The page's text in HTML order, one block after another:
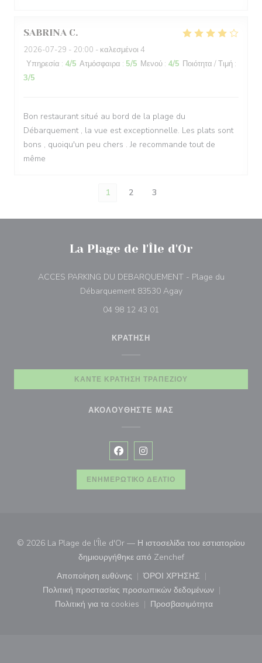
SABRINA C
2026-07-29 - 20:00 - καλεσμένοι 4
Υπηρεσία : 4/5 Ατμόσφαιρα : 5/5 Μενού : 4/5 Ποιότητα / Τιμή :
3/5
Bon restaurant situé au bord de la plage du
Débarquement , la vue est exceptionnelle. Les plats sont
bons , quoiqu'un peu chers . Je recommande tout de
même
1 2 3
La Plage de l'Île d'Or
ACCES PARKING DU DEBARQUEMENT - Plage du
Débarquement 83530 Agay((ανοίγει σε νέο
04 98 12 43 01
ΚΡΆΤΗΣΗ
ΚΆΝΤΕ ΚΡΆΤΗΣΗ ΤΡΑΠΕΖΙΟΎ
ΑΚΟΛΟΥΘΉΣΤΕ ΜΑΣ
Facebook ((ανοίγει σε νέο
Instagram ((ανοίγει σε νέο
ΕΝΗΜΕΡΩΤΙΚΌ ΔΕΛΤΊΟ
© 2026 La Plage de l'Île d'Or — Η ιστοσελίδα του εστιατορίου
δημιουργήθηκε από Zenchef((ανοίγει σε νέο
Αποποίηση ευθύνης
((ανοίγει σε νέο παράθυρο))
ΌΡΟΙ ΧΡΉΣΗΣ
((ανοίγει σε νέο
Πολιτική προστασίας προσωπικών δεδομένων
((ανοίγει σε νέο παράθυρο))
Πολιτική για τα cookies
((ανοίγει σε νέο παράθυρο))
Προσβασιμότητα
((ανοίγει σε νέο